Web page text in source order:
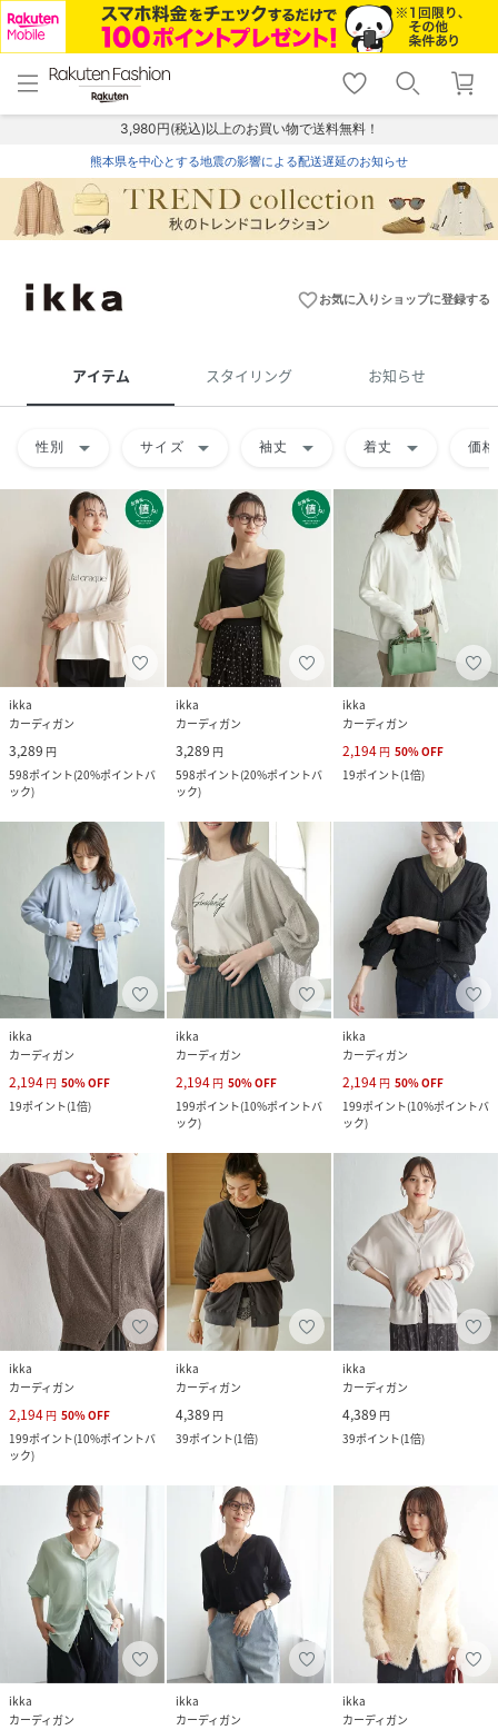
menu home
トップ
shopping_cart lock_outline
ログイン
3,980円(税込)以上のお買い物で送料無料！
熊本県を中心とする地震の影響による配送遅延のお知らせ
favorite_borderお気に入りショップに登録する
アイテム スタイリング お知らせ
性別 arrow_drop_down サイズ arrow_drop_down 袖丈 arrow_drop_down 着丈 arrow_drop_down 価格
ikka
カーディガン
3,289 円
598ポイント(20%ポイントバ
ック)
ikka
カーディガン
3,289 円
598ポイント(20%ポイントバ
ック)
ikka
カーディガン
2,194 円 50%OFF
19ポイント(1倍)
ikka
カーディガン
2,194 円 50%OFF
19ポイント(1倍)
ikka
カーディガン
2,194 円 50%OFF
199ポイント(10%ポイントバ
ック)
ikka
カーディガン
2,194 円 50%OFF
199ポイント(10%ポイントバ
ック)
ikka
カーディガン
2,194 円 50%OFF
199ポイント(10%ポイントバ
ック)
ikka
カーディガン
4,389 円
39ポイント(1倍)
ikka
カーディガン
4,389 円
39ポイント(1倍)
ikka
カーディガン
ikka
カーディガン
ikka
カーディガン